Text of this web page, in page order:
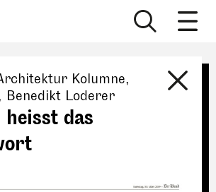
Kolumne,
Benedikt Loderer
das